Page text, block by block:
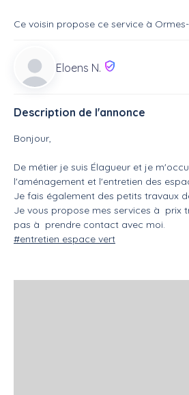
Ce voisin propose ce service à
Eloens N.
Description de l'annonce
Bonjour,
De métier je suis Élagueur et je
l'aménagement et l'entretien des
Je fais également des petits travaux
Je vous propose mes services à prix
pas à prendre contact avec moi.
#entretien espace vert